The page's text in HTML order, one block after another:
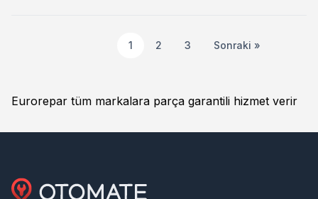
1 2 3 Sonraki »
Eurorepar tüm markalara parça garantili hizmet verir